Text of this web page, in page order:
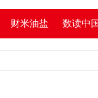
财米油盐 数读中